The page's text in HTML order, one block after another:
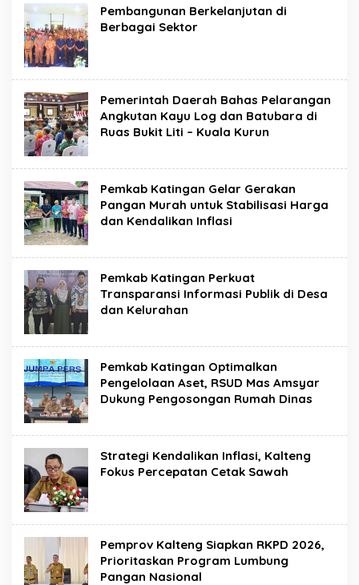
Pembangunan Berkelanjutan di
Berbagai Sektor
Pemerintah Daerah Bahas Pelarangan
Angkutan Kayu Log dan Batubara di
Ruas Bukit Liti – Kuala Kurun
Pemkab Katingan Gelar Gerakan
Pangan Murah untuk Stabilisasi Harga
dan Kendalikan Inflasi
Pemkab Katingan Perkuat
Transparansi Informasi Publik di Desa
dan Kelurahan
Pemkab Katingan Optimalkan
Pengelolaan Aset, RSUD Mas Amsyar
Dukung Pengosongan Rumah Dinas
Strategi Kendalikan Inflasi, Kalteng
Fokus Percepatan Cetak Sawah
Pemprov Kalteng Siapkan RKPD 2026,
Prioritaskan Program Lumbung
Pangan Nasional